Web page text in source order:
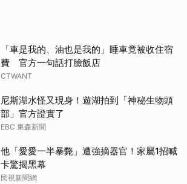
「車是我的、油也是我的」睡車竟被收住宿
費 官方一句話打臉飯店
CTWANT
尼斯湖水怪又現身！遊湖拍到「神秘生物頭
部」官方證實了
EBC 東森新聞
他「愛愛一半暴斃」遭強摘器官！家屬1招喊
卡驚揭黑幕
民視新聞網
取消